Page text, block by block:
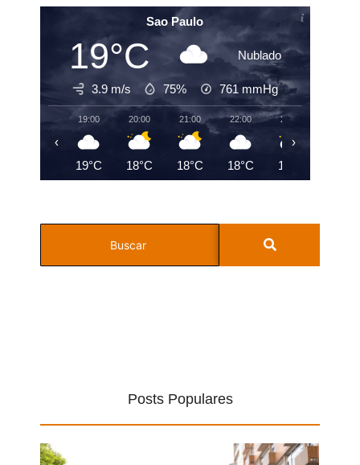
Sao Paulo
19°C Nublado
3.9 m/s 75% 761 mmHg
19:00
19°C
20:00
18°C
21:00
18°C
22:00
18°C
23:00
19°C
‹ ›
Posts Populares